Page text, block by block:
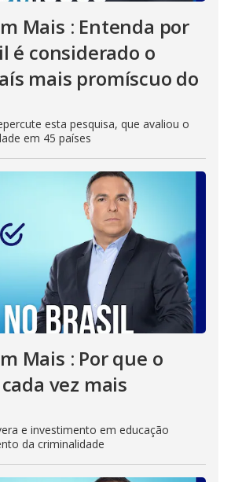
Mais : Entenda por
é considerado o
mais promíscuo do
esta pesquisa, que avaliou o
em 45 países
Mais : Por que o
vez mais
e investimento em educação
da criminalidade